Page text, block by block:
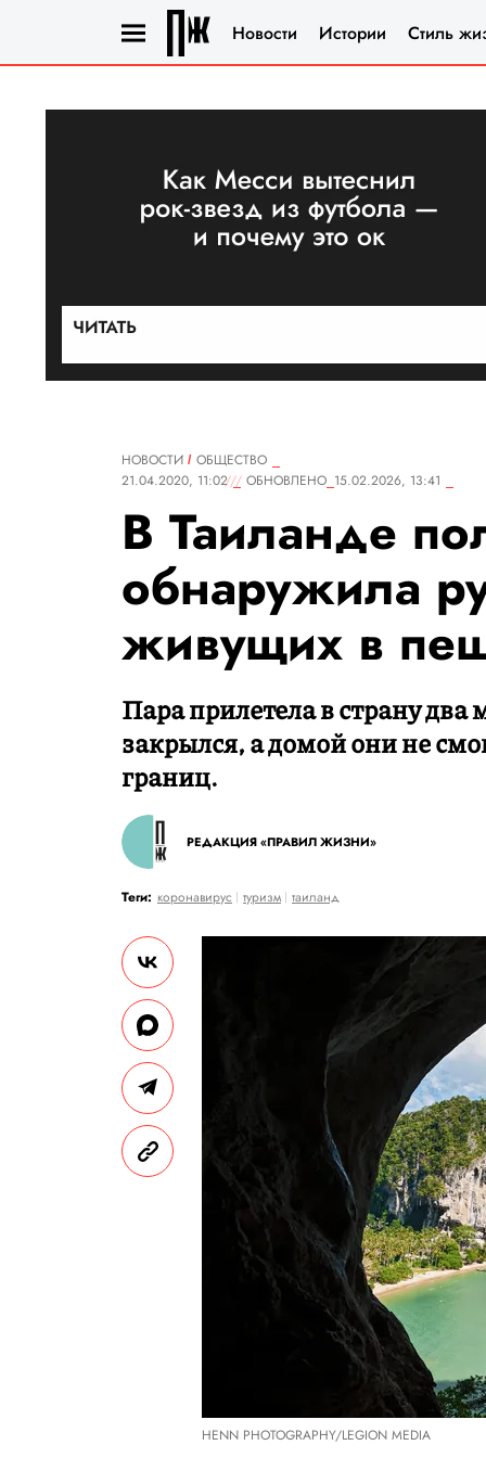
Новости Истории Стиль
НОВОСТИ
ОБЩЕСТВО
21.04.2020, 11:02
ОБНОВЛЕНО 15.02.2026, 13:41
В Таиланде
обнаружила
живущих в
Пара прилетела в страну два
закрылся, а домой они не
границ.
РЕДАКЦИЯ «ПРАВИЛ ЖИЗНИ»
Теги: коронавирус туризм таиланд
HENN PHOTOGRAPHY/LEGION MEDIA